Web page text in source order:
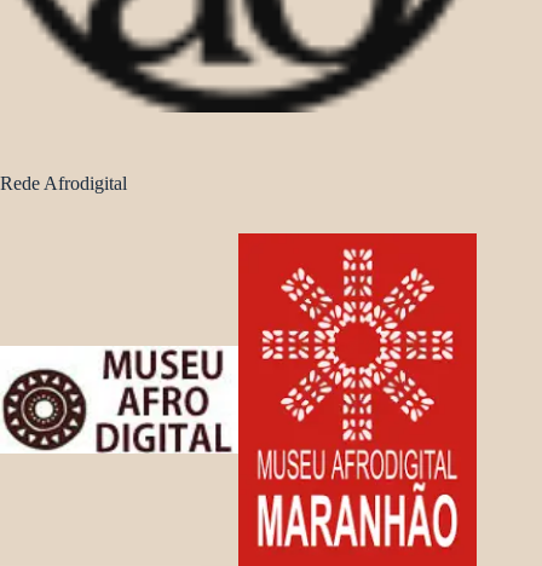
Rede Afrodigital